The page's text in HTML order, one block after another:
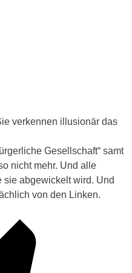
verkennen illusionär das
Gesellschaft“ samt
nicht mehr. Und alle
sie abgewickelt wird. Und
von den Linken.